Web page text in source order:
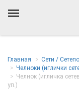
Главная
Сети /
Челноки (иглички
Челнок (игличка
уп.)